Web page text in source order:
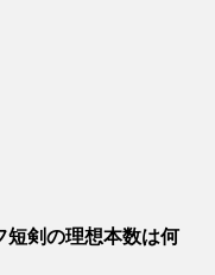
短剣の理想本数は何